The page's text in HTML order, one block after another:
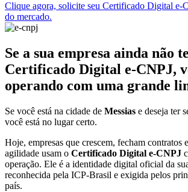
Clique agora, solicite seu Certificado Digital e-
do mercado.
Se a sua empresa ainda não
Certificado Digital e-CNPJ,
operando com uma grande
Se você está na cidade de Messias e deseja ter
você está no lugar certo.
Hoje, empresas que crescem, fecham contratos
agilidade usam o Certificado Digital e-CNPJ
operação. Ele é a identidade digital oficial da
reconhecida pela ICP-Brasil e exigida pelos
país.